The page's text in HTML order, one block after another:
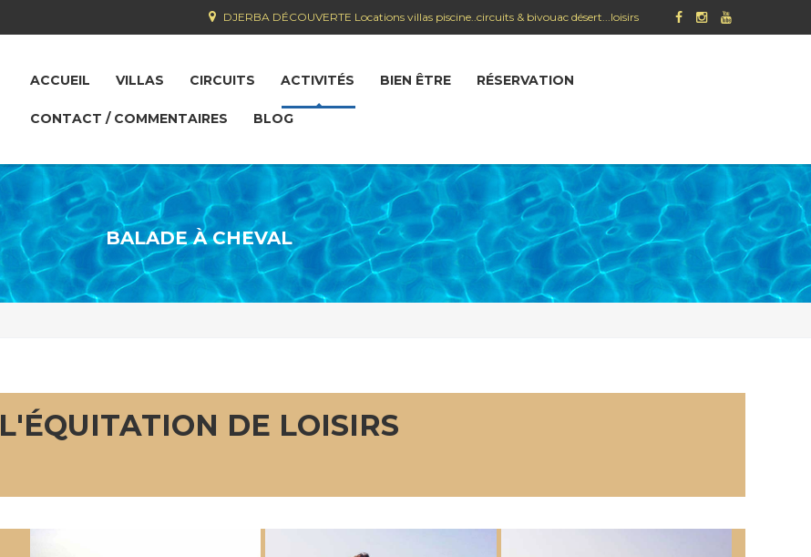
DJERBA DÉCOUVERTE Locations villas piscine..circuits & bivouac désert...loisirs
ACCUEIL VILLAS CIRCUITS ACTIVITÉS BIEN ÊTRE RÉSERVATION
CONTACT / COMMENTAIRES BLOG
BALADE À CHEVAL
L'ÉQUITATION DE LOISIRS